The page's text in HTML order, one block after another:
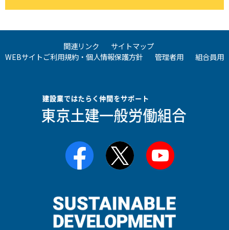
関連リンク
サイトマップ
WEBサイトご利用規約・個人情報保護方針
管理者用 組合員用